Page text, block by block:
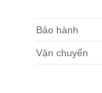
Bảo hành
Vận chuyển